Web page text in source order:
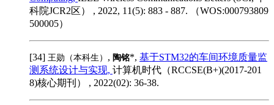
科院JCR2区） , 2022, 11(5): 883 - 887. （WOS:000793809
500005）
[34] 王勋（本科生） , 陶铭*, 基于STM32的车间环境质量监
测系统设计与实现, 计算机时代（RCCSE(B+)(2017-201
8)核心期刊） , 2022(02): 36-38.